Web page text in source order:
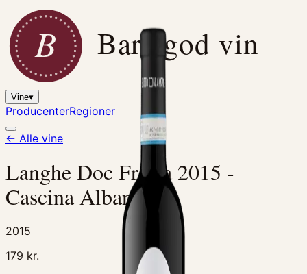
B Bare god vin
Vine▾
ProducenterRegioner
← Alle vine
Langhe Doc Freisa 2015 -
Cascina Albano
2015
179 kr.